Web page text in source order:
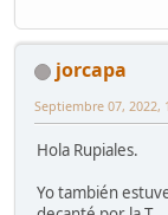
jorcapa
Septiembre 07, 2022,
Hola Rupiales.
Yo también